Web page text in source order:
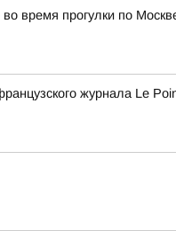
время прогулки по
журнала Le